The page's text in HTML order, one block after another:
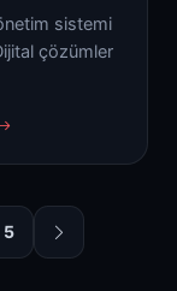
sistemi
çözümler
5